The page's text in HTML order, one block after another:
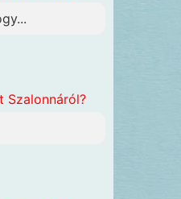
Szalonnáról?